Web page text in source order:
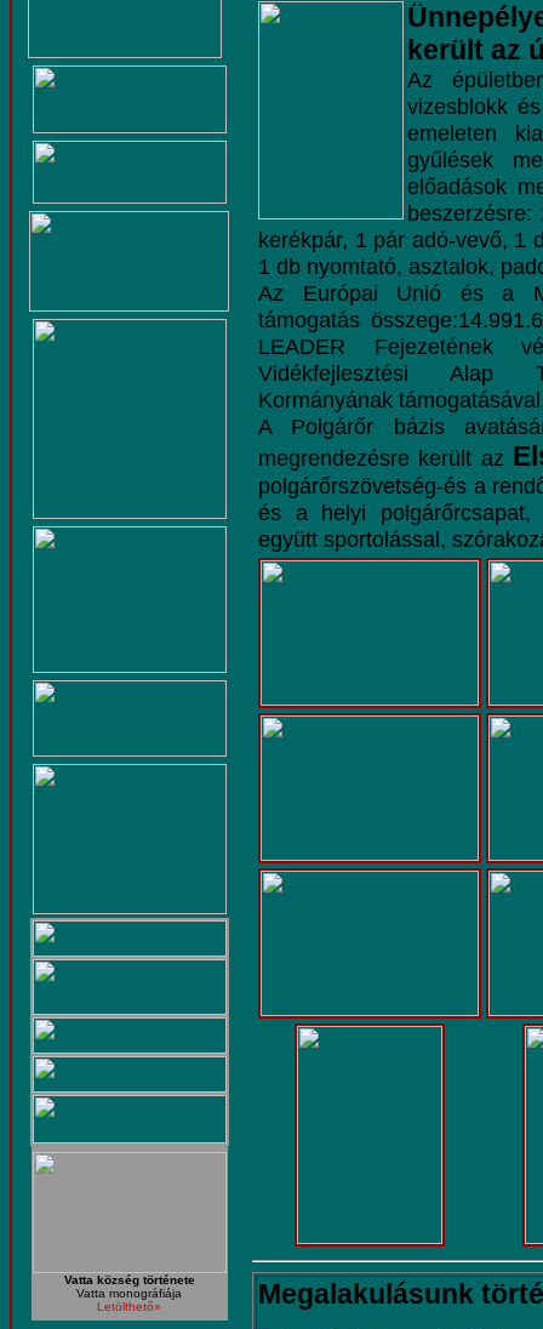
Vatta község története
Vatta monográfiája
Letölthető»
került az
Az
vizesblokk
emeleten
gyűlések
előadások
kerékpár, 1 pár adó-vevő, 1
1 db nyomtató, asztalok,
Az Európai Unió és a
támogatás
LEADER Fejezetének
Vidékfejlesztési Alap
Kormányának
A Polgárőr bázis
megrendezésre került az
polgárőrszövetség-és a
és a helyi
együtt sportolással,
Megalakulásunk